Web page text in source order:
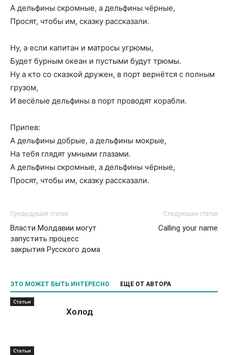
А дельфины скромные, а дельфины чёрные,
Просят, чтобы им, сказку рассказали.
Ну, а если капитан и матросы угрюмы,
Будет бурным океан и пустыми будут трюмы.
Ну а кто со сказкой дружен, в порт вернётся с полным
грузом,
И весёлые дельфины в порт проводят корабли.
Припев:
А дельфины добрые, а дельфины мокрые,
На тебя глядят умными глазами.
А дельфины скромные, а дельфины чёрные,
Просят, чтобы им, сказку рассказали.
Предыдущая статья
Власти Молдавии могут
запустить процесс
закрытия Русского дома
Следующая статья
Calling your name
ЭТО МОЖЕТ БЫТЬ ИНТЕРЕСНО ЕЩЕ ОТ АВТОРА
Статьи
Холод
Статьи